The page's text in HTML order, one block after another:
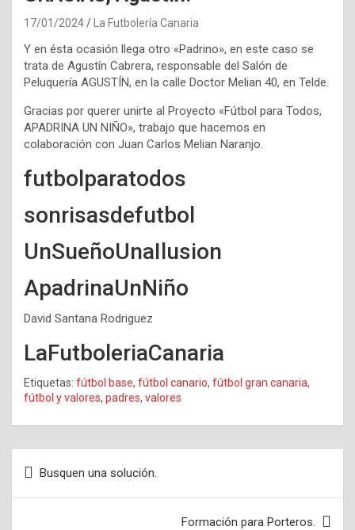
17/01/2024 La Futbolería Canaria
Y en ésta ocasión llega otro «Padrino», en este caso se
trata de Agustín Cabrera, responsable del Salón de
Peluquería AGUSTÍN, en la calle Doctor Melian 40, en Telde.
Gracias por querer unirte al Proyecto «Fútbol para Todos,
APADRINA UN NIÑO», trabajo que hacemos en
colaboración con Juan Carlos Melian Naranjo.
futbolparatodos
sonrisasdefutbol
UnSueñoUnaIlusion
ApadrinaUnNiño
David Santana Rodriguez
LaFutboleriaCanaria
Etiquetas: fútbol base, fútbol canario, fútbol gran canaria,
fútbol y valores, padres, valores
Busquen una solución.
Formación para Porteros.